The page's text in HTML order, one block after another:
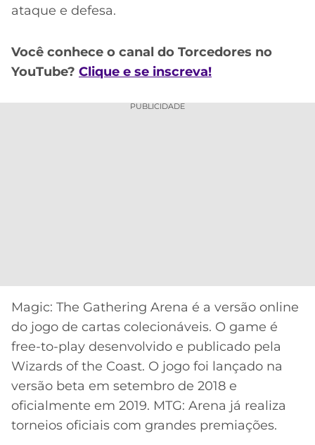
ataque e defesa.
Você conhece o canal do Torcedores no
YouTube? Clique e se inscreva!
PUBLICIDADE
Magic: The Gathering Arena é a versão online
do jogo de cartas colecionáveis. O game é
free-to-play desenvolvido e publicado pela
Wizards of the Coast. O jogo foi lançado na
versão beta em setembro de 2018 e
oficialmente em 2019. MTG: Arena já realiza
torneios oficiais com grandes premiações.